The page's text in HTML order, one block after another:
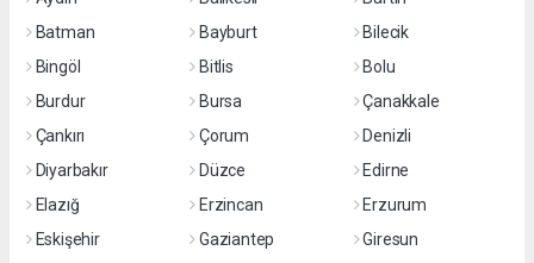
Batman
Bayburt
Bilecik
Bingöl
Bitlis
Bolu
Burdur
Bursa
Çanakkale
Çankırı
Çorum
Denizli
Diyarbakır
Düzce
Edirne
Elazığ
Erzincan
Erzurum
Eskişehir
Gaziantep
Giresun